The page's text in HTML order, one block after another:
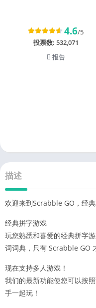
4.6/5
投票数: 532,071
报告
描述
欢迎来到Scrabble GO，经
经典拼字游戏
玩您熟悉和喜爱的经典拼字
词词典，只有 Scrabble GO
现在支持多人游戏！
我们的最新功能使您可以按
手一起玩！